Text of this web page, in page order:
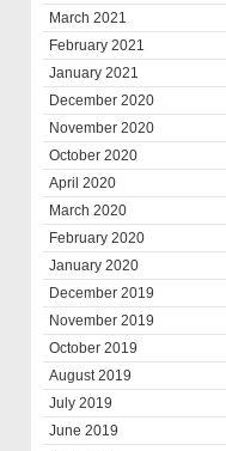
March 2021
February 2021
January 2021
December 2020
November 2020
October 2020
April 2020
March 2020
February 2020
January 2020
December 2019
November 2019
October 2019
August 2019
July 2019
June 2019